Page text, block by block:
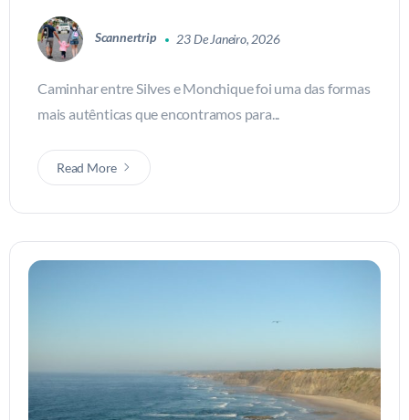
Scannertrip 23 De Janeiro, 2026
Caminhar entre Silves e Monchique foi uma das formas
mais autênticas que encontramos para...
Read More